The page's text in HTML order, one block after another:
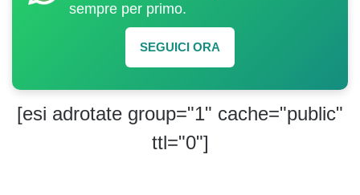
sempre per primo.
SEGUICI ORA
[esi adrotate group="1" cache="public"
ttl="0"]